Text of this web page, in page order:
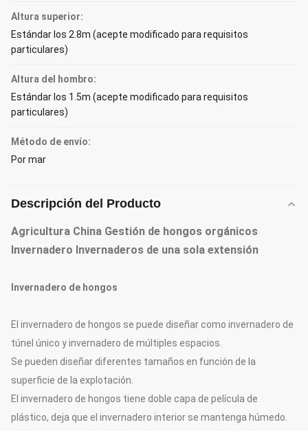
Altura superior:
Estándar los 2.8m (acepte modificado para requisitos
particulares)
Altura del hombro:
Estándar los 1.5m (acepte modificado para requisitos
particulares)
Método de envío:
Por mar
Descripción del Producto
Agricultura China Gestión de hongos orgánicos
Invernadero Invernaderos de una sola extensión
Invernadero de hongos
El invernadero de hongos se puede diseñar como invernadero de
túnel único y invernadero de múltiples espacios.
Se pueden diseñar diferentes tamaños en función de la
superficie de la explotación.
El invernadero de hongos tiene doble capa de película de
plástico, deja que el invernadero interior se mantenga húmedo.